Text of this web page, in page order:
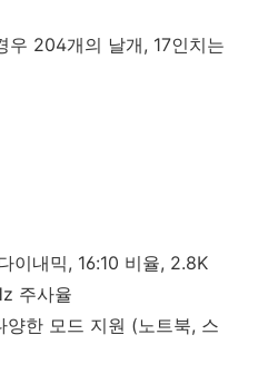
우 204개의 날개, 17인치는
이내믹, 16:10 비율, 2.8K
주사율
한 모드 지원 (노트북, 스